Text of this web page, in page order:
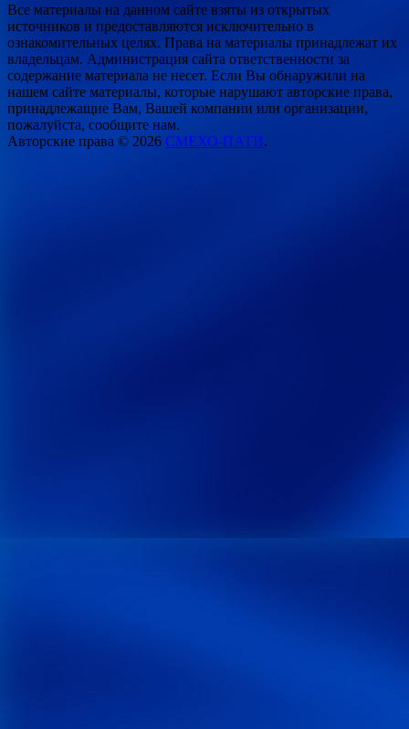
Все материалы на данном сайте взяты из открытых
источников и предоставляются исключительно в
ознакомительных целях. Права на материалы принадлежат их
владельцам. Администрация сайта ответственности за
содержание материала не несет. Если Вы обнаружили на
нашем сайте материалы, которые нарушают авторские права,
принадлежащие Вам, Вашей компании или организации,
пожалуйста, сообщите нам.
Авторские права © 2026 СМЕХО-ПАТИ.